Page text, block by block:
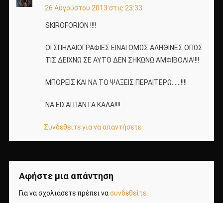
26 Αυγούστου 2013 στις 23:33
SKIROFORION !!!!
OI ΣΠΗΛΑΙΟΓΡΑΦΙΕΣ ΕΙΝΑΙ ΟΜΩΣ ΑΛΗΘΙΝΕΣ ΟΠΩΣ
ΤΙΣ ΔΕΙΧΝΩ ΣΕ ΑΥΤΟ ΔΕΝ ΣΗΚΏΝΩ ΑΜΦΙΒΟΛΙΑ!!!!
ΜΠΟΡΕΙΣ ΚΑΙ ΝΑ ΤΟ ΨΑΞΕΙΣ ΠΕΡΑΙΤΕΡΩ……!!!!
ΝΑ ΕΙΣΑΙ ΠΑΝΤΑ ΚΑΛΑ!!!!
Συνδεθείτε για να απαντήσετε
Αφήστε μια απάντηση
Για να σχολιάσετε πρέπει νασυνδεθείτε.